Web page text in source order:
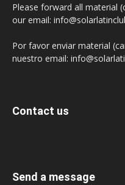
Please forward all material
our email:
Por favor enviar material
nuestro email:
Contact us
Send a message